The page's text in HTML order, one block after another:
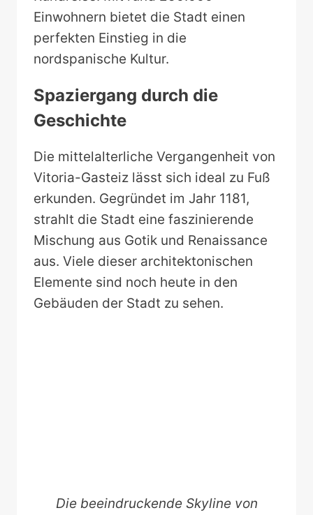
Einwohnern bietet die Stadt einen
perfekten Einstieg in die
nordspanische Kultur.
Spaziergang durch die
Geschichte
Die mittelalterliche Vergangenheit von
Vitoria-Gasteiz lässt sich ideal zu Fuß
erkunden. Gegründet im Jahr 1181,
strahlt die Stadt eine faszinierende
Mischung aus Gotik und Renaissance
aus. Viele dieser architektonischen
Elemente sind noch heute in den
Gebäuden der Stadt zu sehen.
Die beeindruckende Skyline von